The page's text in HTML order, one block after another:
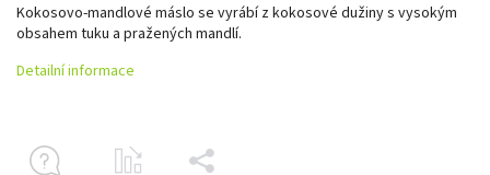
Kokosovo-mandlové máslo se vyrábí z kokosové dužiny s vysokým
obsahem tuku a pražených mandlí.
Detailní informace